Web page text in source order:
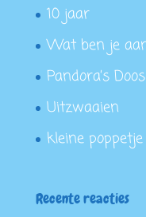
10 jaar
Wat ben je
Pandora’s Doos
Uitzwaaien
kleine poppetje
Recente reacties